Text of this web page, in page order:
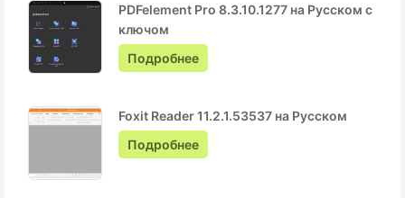
PDFelement Pro 8.3.10.1277 на Русском с
ключом
Подробнее
Foxit Reader 11.2.1.53537 на Русском
Подробнее